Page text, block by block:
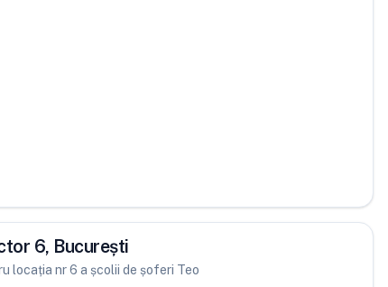
6, București
locația nr 6 a școlii de șoferi Teo